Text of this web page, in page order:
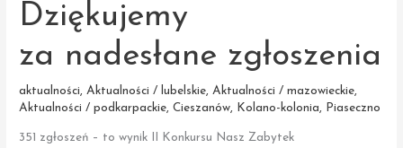
Dziękujemy
za nadesłane zgłoszenia
aktualności,Aktualności / lubelskie,Aktualności / mazowieckie,
Aktualności / podkarpackie,Cieszanów, Kolano-kolonia, Piaseczno
351 zgłoszeń – to wynik II Konkursu Nasz Zabytek